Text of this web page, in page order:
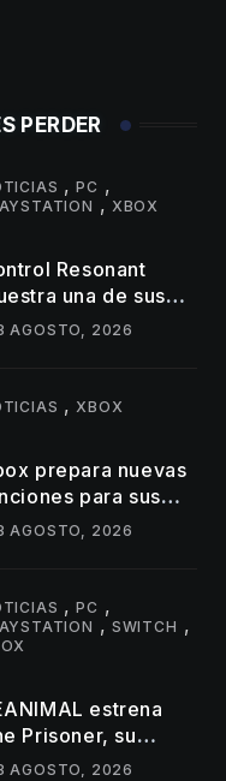
PERDER
,PC ,
, XBOX
Resonant
una de sus
más
de su
AGOSTO, 2026
, XBOX
prepara nuevas
para sus
con
AGOSTO, 2026
,PC ,
, SWITCH ,
estrena
Prisoner, su
DLC de terror
AGOSTO, 2026